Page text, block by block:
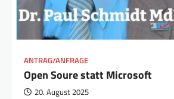
ANTRAG/ANFRAGE
Open Soure statt Microsoft
20. August 2025